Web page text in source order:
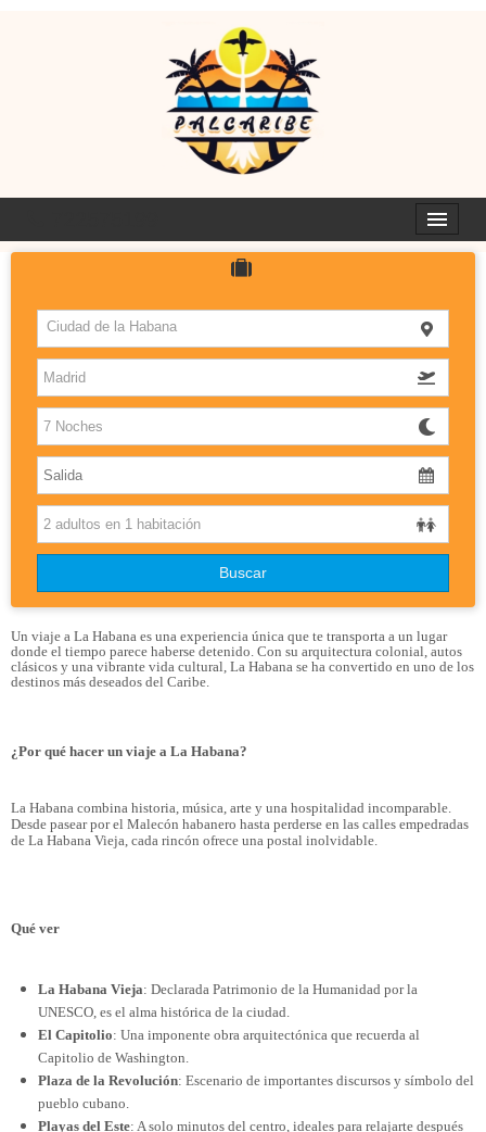
ISLAS
DESTINOS CON SABOR
PALCARIBE
OTROS DESTINOS
Ciudad de la Habana
Buscar
Un viaje a La Habana es una experiencia única que te transporta a un lugar
donde el tiempo parece haberse detenido. Con su arquitectura colonial, autos
clásicos y una vibrante vida cultural, La Habana se ha convertido en uno de los
destinos más deseados del Caribe.
¿Por qué hacer un viaje a La Habana?
La Habana combina historia, música, arte y una hospitalidad incomparable.
Desde pasear por el Malecón habanero hasta perderse en las calles empedradas
de La Habana Vieja, cada rincón ofrece una postal inolvidable.
Qué ver
La Habana Vieja: Declarada Patrimonio de la Humanidad por la
UNESCO, es el alma histórica de la ciudad.
El Capitolio: Una imponente obra arquitectónica que recuerda al
Capitolio de Washington.
Plaza de la Revolución: Escenario de importantes discursos y símbolo del
pueblo cubano.
Playas del Este: A solo minutos del centro, ideales para relajarte después